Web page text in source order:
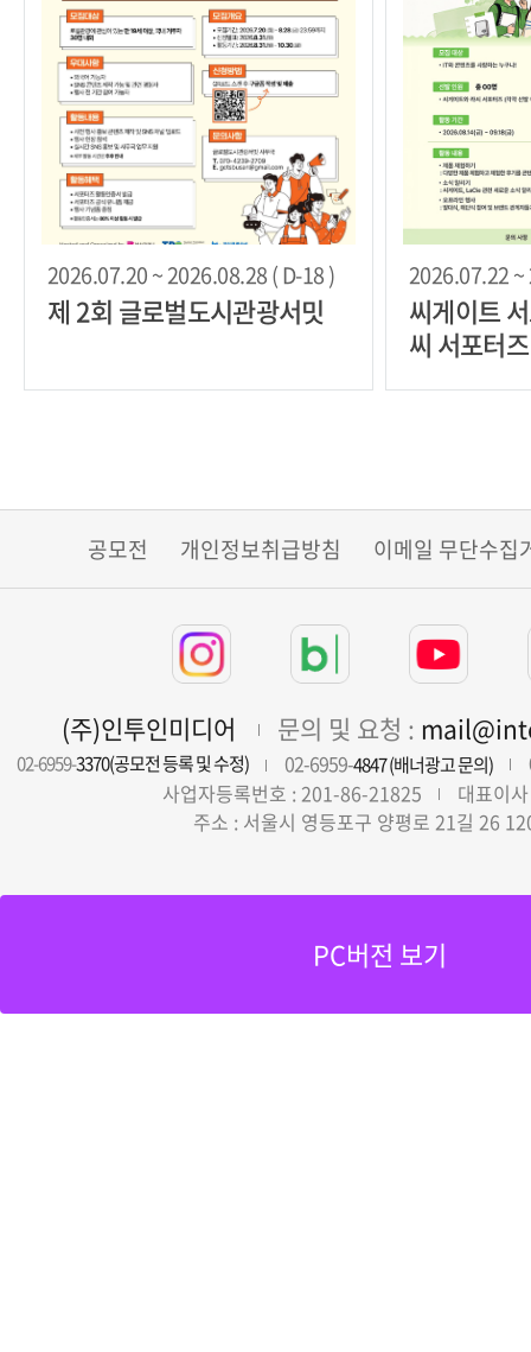
2026.07.20 ~ 2026.08.28 ( D-18 )
제 2회 글로벌도시관광서밋
2026.07.22 ~
씨게이트 서
씨 서포터
공모전 개인정보취급방침 이메일 무단수집
(주)인투인미디어 문의 및 요청 :
02-6959-3370(공모전 등록 및 수정) 02-6959-4847 (배너광고 문의)
사업자등록번호 : 201-86-21825
대표이
주소 : 서울시 영등포구 양평로 21길 26
PC버전 보기